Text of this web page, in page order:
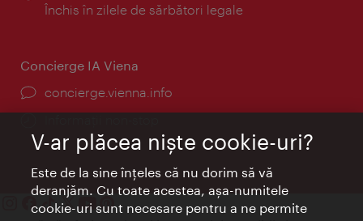
Închis în zilele de sărbători legale
Concierge IA Viena
concierge.vienna.info
V-ar plăcea nişte cookie-uri?
Este de la sine înţeles că nu dorim să vă
deranjăm. Cu toate acestea, aşa-numitele
cookie-uri sunt necesare pentru a ne permite